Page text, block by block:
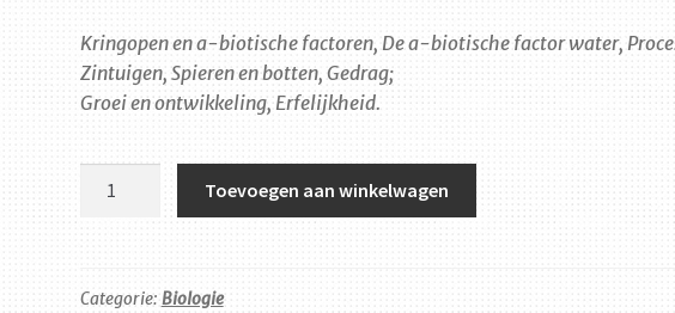
Kringopen en a-biotische factoren, De a-biotische factor water,
Zintuigen, Spieren en botten, Gedrag;
Groei en ontwikkeling, Erfelijkheid.
Set
Toevoegen aan winkelwagen
Categorie: Biologie